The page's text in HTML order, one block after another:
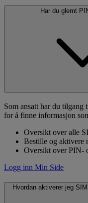
Har du glemt
Som ansatt har du
for å finne informasjon
Oversikt over alle
Bestille og aktivere
Oversikt over PIN-
Logg inn Min Side
Hvordan aktiverer jeg